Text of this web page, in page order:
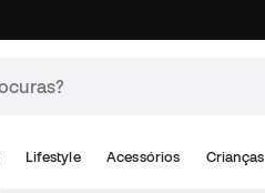
Lifestyle Acessórios Crianças